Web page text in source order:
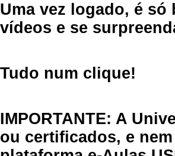
Uma vez logado, é
vídeos e se
Tudo num clique!
IMPORTANTE: A
ou certificados, e